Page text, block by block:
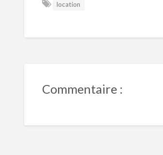
location
Commentaire :